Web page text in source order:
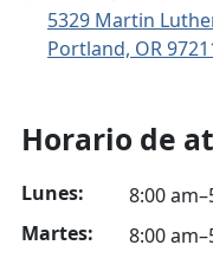
5329 Martin
Portland, OR
Horario de
Lunes:
8:00
Martes:
8:00